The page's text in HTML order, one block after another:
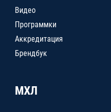
Видео
Программки
Аккредитация
Брендбук
МХЛ